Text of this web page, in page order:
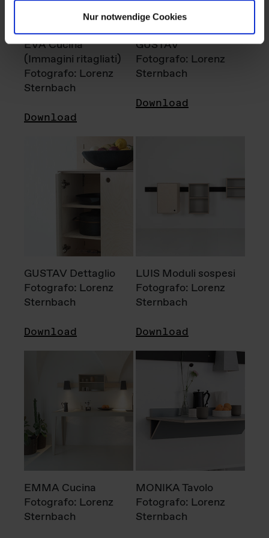
Nur notwendige Cookies
EVA Cucina
(Immagini ritagliati)
Fotografo: Lorenz
Sternbach
Download
GUSTAV
Fotografo: Lorenz
Sternbach
Download
GUSTAV Dettaglio
Fotografo: Lorenz
Sternbach
Download
LUIS Moduli sospesi
Fotografo: Lorenz
Sternbach
Download
EMMA Cucina
Fotografo: Lorenz
Sternbach
MONIKA Tavolo
Fotografo: Lorenz
Sternbach